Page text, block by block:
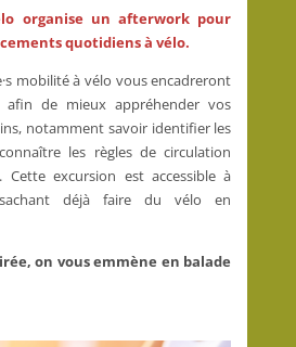
organise un afterwork pour
quotidiens à vélo.
mobilité à vélo vous encadreront
de mieux appréhender vos
notamment savoir identifier les
les règles de circulation
Cette excursion est accessible à
déjà faire du vélo en
on vous emmène en balade